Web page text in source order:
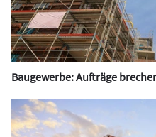
Baugewerbe: Aufträge